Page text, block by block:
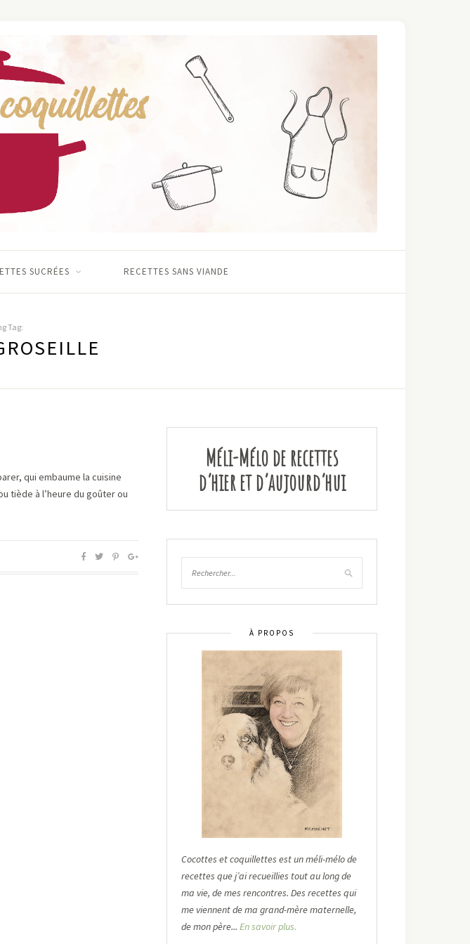
SUCRÉES RECETTES SANS VIANDE
Tag:
qui embaume la cuisine
tiède à l’heure du goûter ou
Méli-Mélo de recettes
d’hier et d’aujourd’hui
À PROPOS
Cocottes et coquillettes est un méli-mélo de
recettes que j’ai recueillies tout au long de
ma vie, de mes rencontres. Des recettes qui
me viennent de ma grand-mère maternelle,
de mon père... En savoir plus.